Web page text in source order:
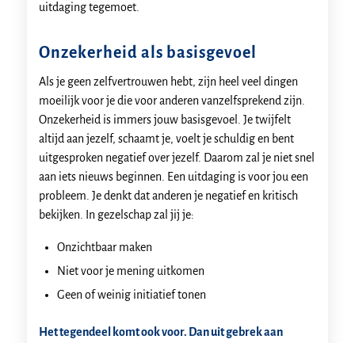
uitdaging tegemoet.
Onzekerheid als basisgevoel
Als je geen zelfvertrouwen hebt, zijn heel veel dingen
moeilijk voor je die voor anderen vanzelfsprekend zijn.
Onzekerheid is immers jouw basisgevoel. Je twijfelt
altijd aan jezelf, schaamt je, voelt je schuldig en bent
uitgesproken negatief over jezelf. Daarom zal je niet snel
aan iets nieuws beginnen. Een uitdaging is voor jou een
probleem. Je denkt dat anderen je negatief en kritisch
bekijken. In gezelschap zal jij je:
Onzichtbaar maken
Niet voor je mening uitkomen
Geen of weinig initiatief tonen
Het tegendeel komt ook voor. Dan uit gebrek aan